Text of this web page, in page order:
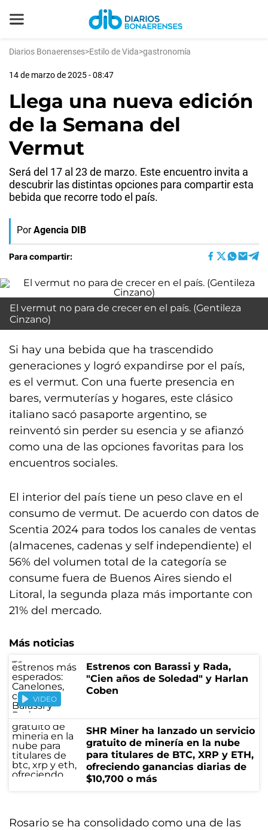
Diarios Bonaerenses>Estilo de Vida>gastronomía
14 de marzo de 2025 - 08:47
Llega una nueva edición
de la Semana del
Vermut
Será del 17 al 23 de marzo. Este encuentro invita a
descubrir las distintas opciones para compartir esta
bebida que recorre todo el país.
Por Agencia DIB
Para compartir:
El vermut no para de crecer en el país. (Gentileza
Cinzano)
Si hay una bebida que ha trascendido
generaciones y logró expandirse por el país,
es el vermut. Con una fuerte presencia en
bares, vermuterías y hogares, este clásico
italiano sacó pasaporte argentino, se
reinventó sin perder su esencia y se afianzó
como una de las opciones favoritas para los
encuentros sociales.
El interior del país tiene un peso clave en el
consumo de vermut. De acuerdo con datos de
Scentia 2024 para todos los canales de ventas
(almacenes, cadenas y self independiente) el
56% del volumen total de la categoría se
consume fuera de Buenos Aires siendo el
Litoral, la segunda plaza más importante con
21% del mercado.
Más noticias
VIDEO
Estrenos con Barassi y Rada,
"Cien años de Soledad" y Harlan
Coben
SHR Miner ha lanzado un servicio
gratuito de minería en la nube
para titulares de BTC, XRP y ETH,
ofreciendo ganancias diarias de
$10,700 o más
Rosario se ha consolidado como una de las